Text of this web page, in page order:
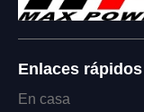
Enlaces rápidos
En casa